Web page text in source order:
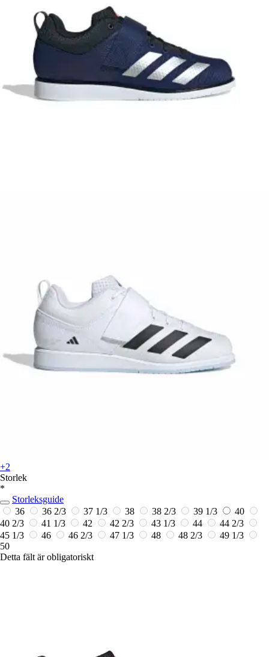
+2
Storlek
*
Storleksguide
36
36 2/3 37 1/3 38 38 2/3 39 1/3
40
40 2/3
41 1/3 42 42 2/3 43 1/3 44
44 2/3
45 1/3
46 46 2/3 47 1/3 48 48 2/3
49 1/3
50
Detta fält är obligatoriskt